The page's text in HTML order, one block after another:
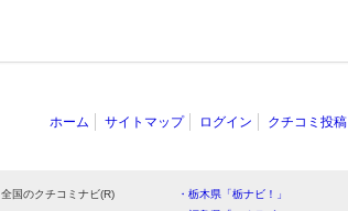
ホーム サイトマップ ログイン クチコミ投稿
全国のクチコミナビ(R) ・栃木県「栃ナビ！」